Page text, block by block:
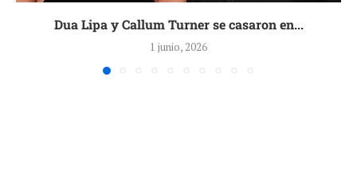
Dua Lipa y Callum Turner se casaron en...
1 junio, 2026